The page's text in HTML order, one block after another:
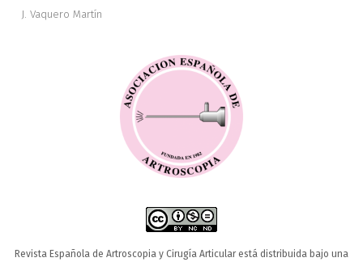
J. Vaquero Martín
Revista Española de Artroscopia y Cirugía Articular está distribuida bajo una